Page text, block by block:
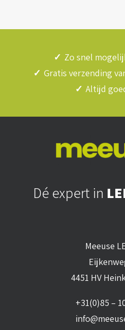
✓ Zo snel
✓ Gratis verzending
✓ Altijd
Dé expert in
Meeuse
4451 HV
+31(0)85 –